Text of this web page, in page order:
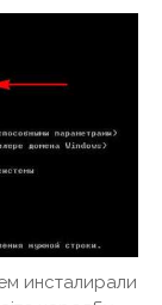
инсталирали